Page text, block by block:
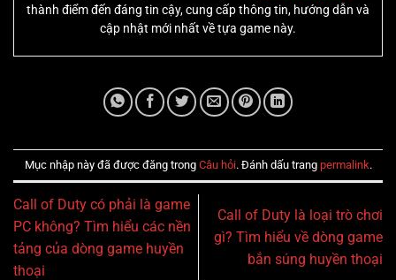
thành điểm đến đáng tin cậy, cung cấp thông tin, hướng dẫn và
cập nhật mới nhất về tựa game này.
Mục nhập này đã được đăng trong Câu hỏi. Đánh dấu trang permalink.
Call of Duty có phải là game
PC không? Tìm hiểu các nền
tảng của dòng game huyền
thoại
Call of Duty là loại trò chơi
gì? Tìm hiểu về dòng game
bắn súng huyền thoại